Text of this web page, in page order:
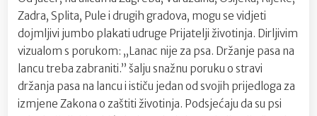
zabranu
lanca
Zadra, Splita, Pule i drugih gradova, mogu se vidjeti
dojmljivi jumbo plakati udruge Prijatelji životinja. Dirljivim
vizualom s porukom: „Lanac nije za psa. Držanje pasa na
lancu treba zabraniti.” šalju snažnu poruku o stravi
držanja pasa na lancu i ističu jedan od svojih prijedloga za
izmjene Zakona o zaštiti životinja. Podsjećaju da su psi